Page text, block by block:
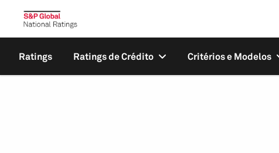
Ratings Ratings de Crédito Critérios e Modelos